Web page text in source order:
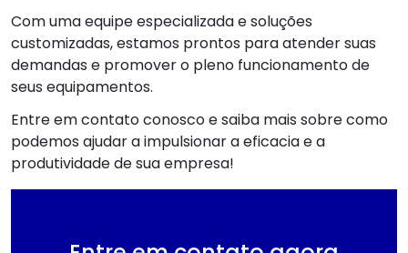
Com uma equipe especializada e soluções
customizadas, estamos prontos para atender suas
demandas e promover o pleno funcionamento de
seus equipamentos.
Entre em contato conosco e saiba mais sobre como
podemos ajudar a impulsionar a eficacia e a
produtividade de sua empresa!